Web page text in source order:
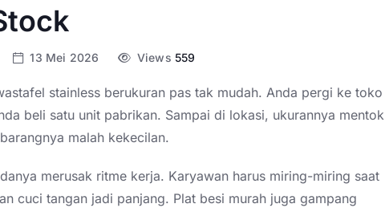
13 Mei 2026 Views 559
stainless berukuran pas tak mudah. Anda pergi ke toko
beli satu unit pabrikan. Sampai di lokasi, ukurannya mentok
malah kekecilan.
merusak ritme kerja. Karyawan harus miring-miring saat
cuci tangan jadi panjang. Plat besi murah juga gampang